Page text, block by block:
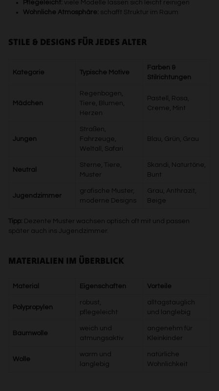
Pflegeleicht: viele Modelle lassen sich leicht reinigen
Wohnliche Atmosphäre: schafft Struktur im Raum
STILE & DESIGNS FÜR JEDES ALTER
Kategorie Typische Motive
Farben &
Stilrichtungen
Mädchen
Regenbogen,
Tiere, Blumen,
Herzen
Pastell, Rosa,
Creme, Mint
Jungen
Straßen,
Fahrzeuge,
Weltall, Safari
Blau, Grün, Grau
Neutral
Sterne, Tiere,
Muster
Skandi, Naturtöne,
Bunt
Jugendzimmer
grafische Muster,
moderne Designs
Grau, Anthrazit,
Beige
Tipp: Dezente Muster wachsen optisch oft mit und passen
später auch ins Jugendzimmer.
MATERIALIEN IM ÜBERBLICK
Material Eigenschaften Vorteile
Polypropylen
robust,
pflegeleicht
alltagstauglich
und langlebig
Baumwolle
weich und
atmungsaktiv
angenehm für
Kleinkinder
Wolle
warm und
langlebig
natürliche
Wohnlichkeit